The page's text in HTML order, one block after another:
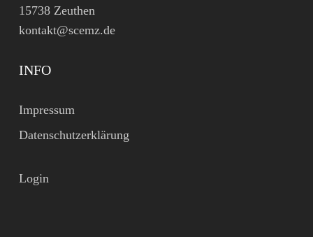
15738 Zeuthen
kontakt@scemz.de
INFO
Impressum
Datenschutzerklärung
Login